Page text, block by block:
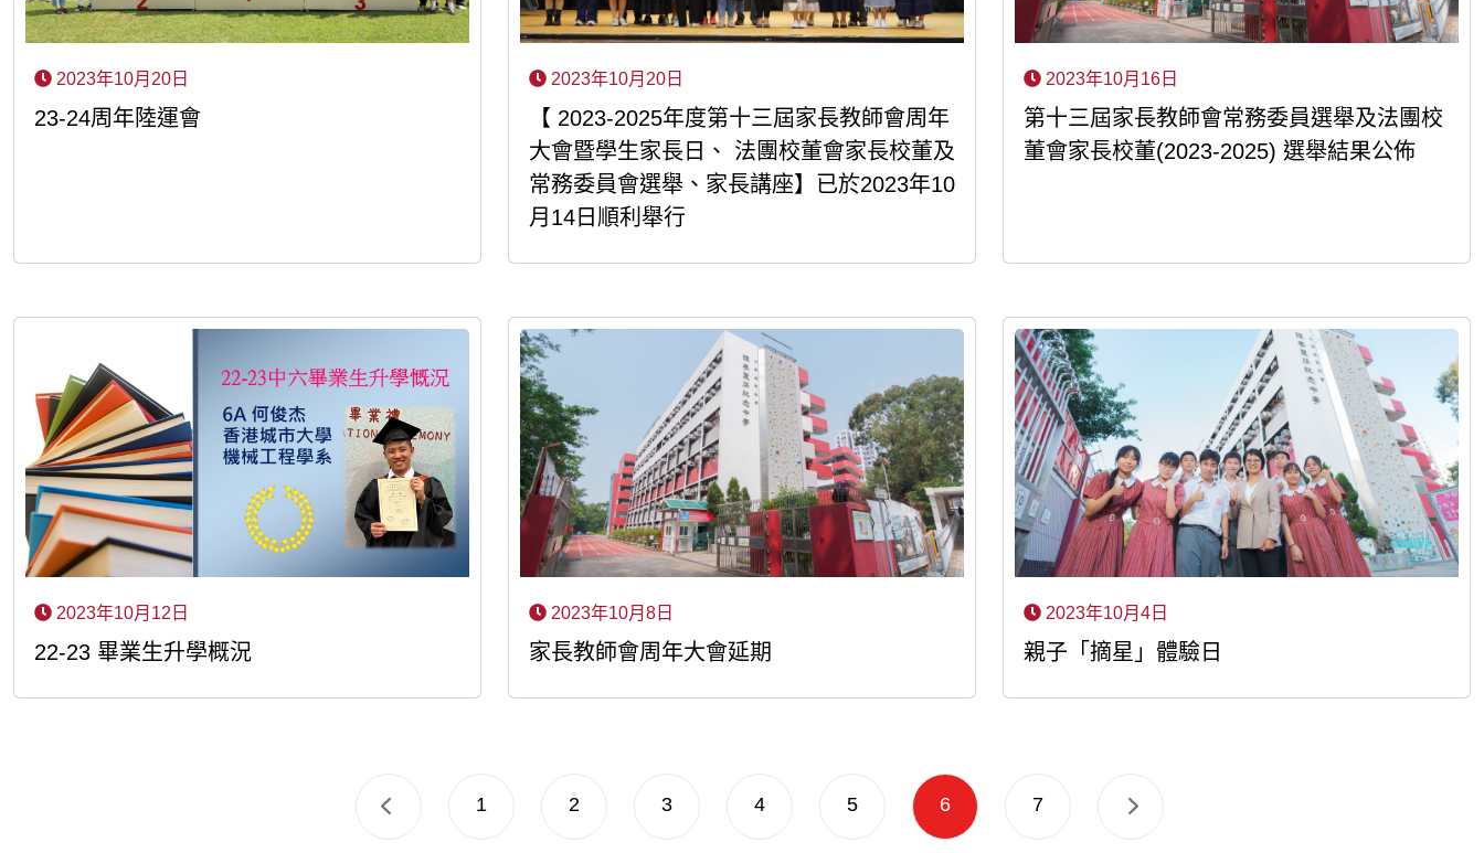
2023年10月20日
23-24周年陸運會
2023年10月20日
【 2023-2025年度第十三屆家長教師會周年
大會暨學生家長日、 法團校董會家長校董及
常務委員會選舉、家長講座】已於2023年10
月14日順利舉行
2023年10月16日
第十三屆家長教師會常務委員選舉及法團校
董會家長校董(2023-2025) 選舉結果公佈
2023年10月12日
22-23 畢業生升學概況
2023年10月8日
家長教師會周年大會延期
2023年10月4日
親子「摘星」體驗日
1 2 3 4 5 6 7